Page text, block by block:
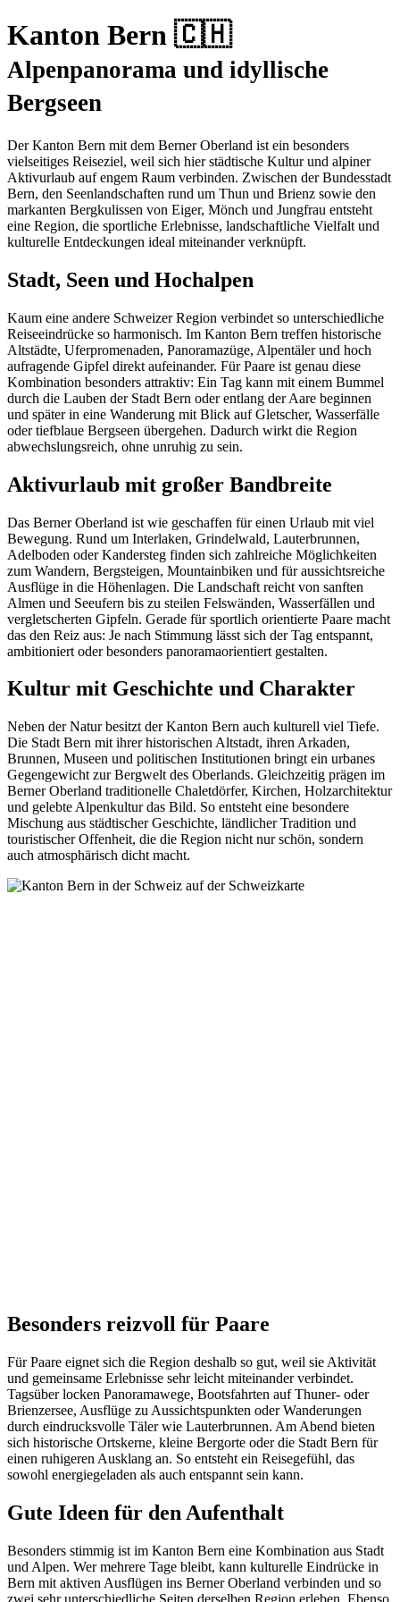
Kanton Bern 🇨🇭
Alpenpanorama und idyllische
Bergseen
Der Kanton Bern mit dem Berner Oberland ist ein besonders
vielseitiges Reiseziel, weil sich hier städtische Kultur und alpiner
Aktivurlaub auf engem Raum verbinden. Zwischen der Bundesstadt
Bern, den Seenlandschaften rund um Thun und Brienz sowie den
markanten Bergkulissen von Eiger, Mönch und Jungfrau entsteht
eine Region, die sportliche Erlebnisse, landschaftliche Vielfalt und
kulturelle Entdeckungen ideal miteinander verknüpft.
Stadt, Seen und Hochalpen
Kaum eine andere Schweizer Region verbindet so unterschiedliche
Reiseeindrücke so harmonisch. Im Kanton Bern treffen historische
Altstädte, Uferpromenaden, Panoramazüge, Alpentäler und hoch
aufragende Gipfel direkt aufeinander. Für Paare ist genau diese
Kombination besonders attraktiv: Ein Tag kann mit einem Bummel
durch die Lauben der Stadt Bern oder entlang der Aare beginnen
und später in eine Wanderung mit Blick auf Gletscher, Wasserfälle
oder tiefblaue Bergseen übergehen. Dadurch wirkt die Region
abwechslungsreich, ohne unruhig zu sein.
Aktivurlaub mit großer Bandbreite
Das Berner Oberland ist wie geschaffen für einen Urlaub mit viel
Bewegung. Rund um Interlaken, Grindelwald, Lauterbrunnen,
Adelboden oder Kandersteg finden sich zahlreiche Möglichkeiten
zum Wandern, Bergsteigen, Mountainbiken und für aussichtsreiche
Ausflüge in die Höhenlagen. Die Landschaft reicht von sanften
Almen und Seeufern bis zu steilen Felswänden, Wasserfällen und
vergletscherten Gipfeln. Gerade für sportlich orientierte Paare macht
das den Reiz aus: Je nach Stimmung lässt sich der Tag entspannt,
ambitioniert oder besonders panoramaorientiert gestalten.
Kultur mit Geschichte und Charakter
Neben der Natur besitzt der Kanton Bern auch kulturell viel Tiefe.
Die Stadt Bern mit ihrer historischen Altstadt, ihren Arkaden,
Brunnen, Museen und politischen Institutionen bringt ein urbanes
Gegengewicht zur Bergwelt des Oberlands. Gleichzeitig prägen im
Berner Oberland traditionelle Chaletdörfer, Kirchen, Holzarchitektur
und gelebte Alpenkultur das Bild. So entsteht eine besondere
Mischung aus städtischer Geschichte, ländlicher Tradition und
touristischer Offenheit, die die Region nicht nur schön, sondern
auch atmosphärisch dicht macht.
Besonders reizvoll für Paare
Für Paare eignet sich die Region deshalb so gut, weil sie Aktivität
und gemeinsame Erlebnisse sehr leicht miteinander verbindet.
Tagsüber locken Panoramawege, Bootsfahrten auf Thuner- oder
Brienzersee, Ausflüge zu Aussichtspunkten oder Wanderungen
durch eindrucksvolle Täler wie Lauterbrunnen. Am Abend bieten
sich historische Ortskerne, kleine Bergorte oder die Stadt Bern für
einen ruhigeren Ausklang an. So entsteht ein Reisegefühl, das
sowohl energiegeladen als auch entspannt sein kann.
Gute Ideen für den Aufenthalt
Besonders stimmig ist im Kanton Bern eine Kombination aus Stadt
und Alpen. Wer mehrere Tage bleibt, kann kulturelle Eindrücke in
Bern mit aktiven Ausflügen ins Berner Oberland verbinden und so
zwei sehr unterschiedliche Seiten derselben Region erleben. Ebenso